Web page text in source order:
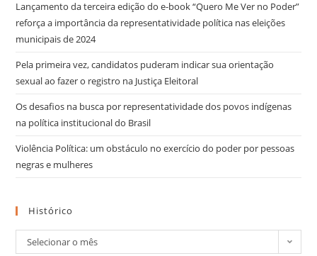
Lançamento da terceira edição do e-book “Quero Me Ver no Poder”
reforça a importância da representatividade política nas eleições
municipais de 2024
Pela primeira vez, candidatos puderam indicar sua orientação
sexual ao fazer o registro na Justiça Eleitoral
Os desafios na busca por representatividade dos povos indígenas
na política institucional do Brasil
Violência Política: um obstáculo no exercício do poder por pessoas
negras e mulheres
Histórico
Selecionar o mês